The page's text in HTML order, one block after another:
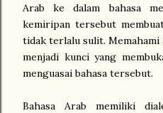
Arab ke dalam bahasa
kemiripan tersebut
tidak terlalu sulit. Memahami
menjadi kunci yang
menguasai bahasa tersebut.
Bahasa Arab memiliki